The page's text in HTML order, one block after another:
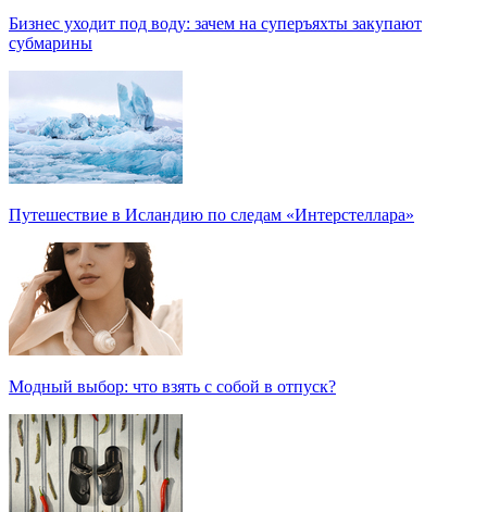
Бизнес уходит под воду: зачем на суперъяхты закупают
субмарины
Путешествие в Исландию по следам «Интерстеллара»
Модный выбор: что взять с собой в отпуск?